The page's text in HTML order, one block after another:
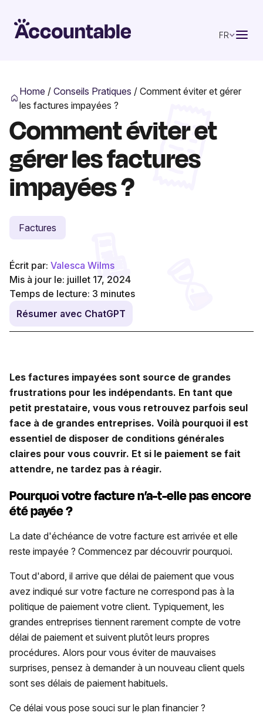
FR
Home /Conseils Pratiques /Comment éviter et gérer
les factures impayées ?
Comment éviter et
gérer les factures
impayées ?
Factures
Écrit par: Valesca Wilms
Mis à jour le: juillet 17, 2024
Temps de lecture: 3 minutes
Résumer avec ChatGPT
Les factures impayées sont source de grandes
frustrations pour les indépendants. En tant que
petit prestataire, vous vous retrouvez parfois seul
face à de grandes entreprises. Voilà pourquoi il est
essentiel de disposer de conditions générales
claires pour vous couvrir. Et si le paiement se fait
attendre, ne tardez pas à réagir.
Pourquoi votre facture n’a-t-elle pas encore
été payée ?
La date d'échéance de votre facture est arrivée et elle
reste impayée ? Commencez par découvrir pourquoi.
Tout d'abord, il arrive que délai de paiement que vous
avez indiqué sur votre facture ne correspond pas à la
politique de paiement votre client. Typiquement, les
grandes entreprises tiennent rarement compte de votre
délai de paiement et suivent plutôt leurs propres
procédures. Alors pour vous éviter de mauvaises
surprises, pensez à demander à un nouveau client quels
sont ses délais de paiement habituels.
Ce délai vous pose souci sur le plan financier ?